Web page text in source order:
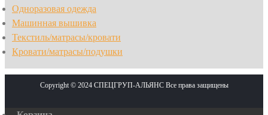
Одноразовая одежда
Машинная вышивка
Текстиль/матрасы/кровати
Кровати/матрасы/подушки
Copyright © 2024 СПЕЦГРУП-АЛЬЯНС Все права защищены